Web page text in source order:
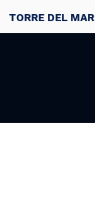
TORRE DEL MAR